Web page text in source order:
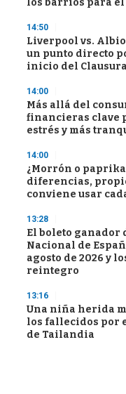
los barrios para el
14:50
Liverpool vs.
un punto directo
inicio del Clausura
14:00
Más allá del
financieras clave
estrés y más
14:00
¿Morrón o
diferencias,
conviene usar
13:28
El boleto ganador
Nacional de
agosto de 2026 y
reintegro
13:16
Una niña herida
los fallecidos por
de Tailandia